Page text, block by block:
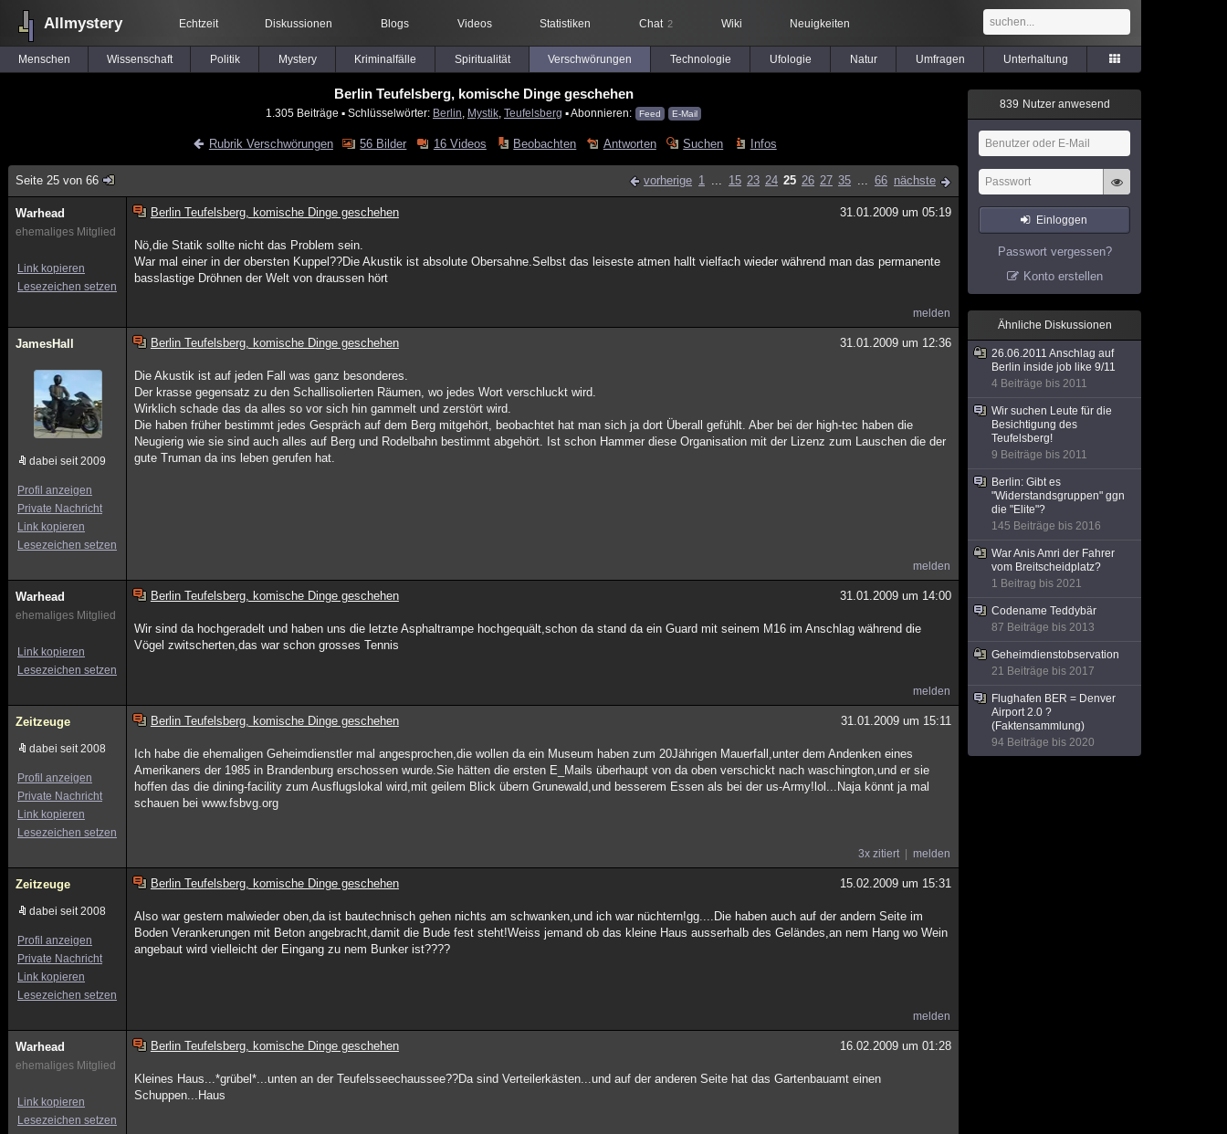
Allmystery Echtzeit Diskussionen Blogs Videos Statistiken Chat 2 Wiki Neuigkeiten
Menschen Wissenschaft Politik Mystery Kriminalfälle Spiritualität Verschwörungen Technologie Ufologie Natur Umfragen Unterhaltung
Berlin Teufelsberg, komische Dinge geschehen
1.305 Beiträge ▪ Schlüsselwörter: Berlin Mystik Teufelsberg ▪ Abonnieren: Feed E-Mail
Rubrik Verschwörungen 56 Bilder 16 Videos Beobachten Antworten Suchen Infos
Seite 25 von 66 vorherige 1 ... 15 23 24 25 26 27 35 ... 66 nächste
Warhead
ehemaliges Mitglied
Link kopieren
Lesezeichen setzen
Berlin Teufelsberg, komische Dinge geschehen 31.01.2009 um 05:19
Nö,die Statik sollte nicht das Problem sein.
War mal einer in der obersten Kuppel??Die Akustik ist absolute Obersahne.Selbst das leiseste atmen hallt vielfach wieder während man das permanente
basslastige Dröhnen der Welt von draussen hört
melden
JamesHall
dabei seit 2009
Profil anzeigen
Private Nachricht
Link kopieren
Lesezeichen setzen
Berlin Teufelsberg, komische Dinge geschehen 31.01.2009 um 12:36
Die Akustik ist auf jeden Fall was ganz besonderes.
Der krasse gegensatz zu den Schallisolierten Räumen, wo jedes Wort verschluckt wird.
Wirklich schade das da alles so vor sich hin gammelt und zerstört wird.
Die haben früher bestimmt jedes Gespräch auf dem Berg mitgehört, beobachtet hat man sich ja dort Überall gefühlt. Aber bei der high-tec haben die
Neugierig wie sie sind auch alles auf Berg und Rodelbahn bestimmt abgehört. Ist schon Hammer diese Organisation mit der Lizenz zum Lauschen die der
gute Truman da ins leben gerufen hat.
melden
Warhead
ehemaliges Mitglied
Link kopieren
Lesezeichen setzen
Berlin Teufelsberg, komische Dinge geschehen 31.01.2009 um 14:00
Wir sind da hochgeradelt und haben uns die letzte Asphaltrampe hochgequält,schon da stand da ein Guard mit seinem M16 im Anschlag während die
Vögel zwitscherten,das war schon grosses Tennis
melden
Zeitzeuge
dabei seit 2008
Profil anzeigen
Private Nachricht
Link kopieren
Lesezeichen setzen
Berlin Teufelsberg, komische Dinge geschehen 31.01.2009 um 15:11
Ich habe die ehemaligen Geheimdienstler mal angesprochen,die wollen da ein Museum haben zum 20Jährigen Mauerfall,unter dem Andenken eines
Amerikaners der 1985 in Brandenburg erschossen wurde.Sie hätten die ersten E_Mails überhaupt von da oben verschickt nach waschington,und er sie
hoffen das die dining-facility zum Ausflugslokal wird,mit geilem Blick übern Grunewald,und besserem Essen als bei der us-Army!lol...Naja könnt ja mal
schauen bei www.fsbvg.org
3x zitiert melden
Zeitzeuge
dabei seit 2008
Profil anzeigen
Private Nachricht
Link kopieren
Lesezeichen setzen
Berlin Teufelsberg, komische Dinge geschehen 15.02.2009 um 15:31
Also war gestern malwieder oben,da ist bautechnisch gehen nichts am schwanken,und ich war nüchtern!gg....Die haben auch auf der andern Seite im
Boden Verankerungen mit Beton angebracht,damit die Bude fest steht!Weiss jemand ob das kleine Haus ausserhalb des Geländes,an nem Hang wo Wein
angebaut wird vielleicht der Eingang zu nem Bunker ist????
melden
Warhead
ehemaliges Mitglied
Link kopieren
Lesezeichen setzen
Berlin Teufelsberg, komische Dinge geschehen 16.02.2009 um 01:28
Kleines Haus...*grübel*...unten an der Teufelsseechaussee??Da sind Verteilerkästen...und auf der anderen Seite hat das Gartenbauamt einen
Schuppen...Haus
839 Nutzer anwesend
Einloggen
Passwort vergessen?
Konto erstellen
Ähnliche Diskussionen
26.06.2011 Anschlag auf
Berlin inside job like 9/11
4 Beiträge bis 2011
Wir suchen Leute für die
Besichtigung des
Teufelsberg!
9 Beiträge bis 2011
Berlin: Gibt es
"Widerstandsgruppen" ggn
die "Elite"?
145 Beiträge bis 2016
War Anis Amri der Fahrer
vom Breitscheidplatz?
1 Beitrag bis 2021
Codename Teddybär
87 Beiträge bis 2013
Geheimdienstobservation
21 Beiträge bis 2017
Flughafen BER = Denver
Airport 2.0 ?
(Faktensammlung)
94 Beiträge bis 2020